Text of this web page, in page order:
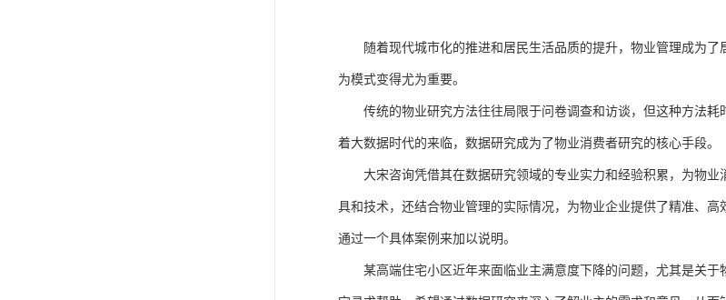
随着现代城市化的推进和居民生活品质的提升，物业管理成为
为模式变得尤为重要。
传统的物业研究方法往往局限于问卷调查和访谈，但这种方法
着大数据时代的来临，数据研究成为了物业消费者研究的核心手段。
大宋咨询凭借其在数据研究领域的专业实力和经验积累，为物
具和技术，还结合物业管理的实际情况，为物业企业提供了精准、
通过一个具体案例来加以说明。
某高端住宅小区近年来面临业主满意度下降的问题，尤其是关